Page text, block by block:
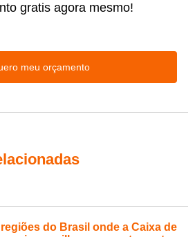
gratis agora mesmo!
meu orçamento
do Brasil onde a Caixa de